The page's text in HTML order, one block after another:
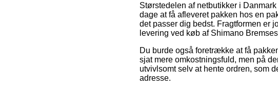
Størstedelen af netbutikker i
dage at få afleveret pakken hos en
det passer dig bedst. Fragtformen er
levering ved køb af Shimano
Du burde også foretrække at få
sjat mere omkostningsfuld, men på
utvivlsomt selv at hente ordren, som
adresse.